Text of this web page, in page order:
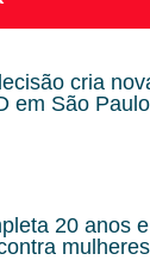
cria
em São Paulo
20 anos